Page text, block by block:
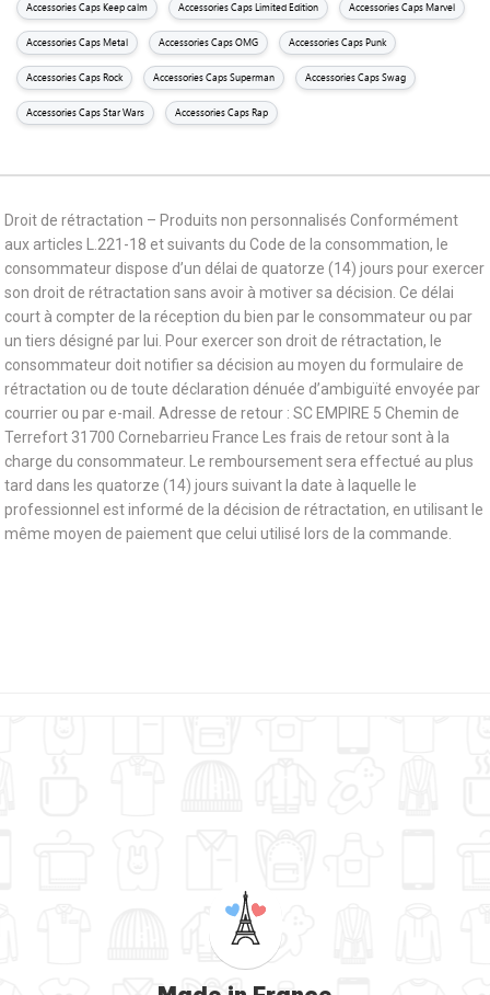
Accessories Caps Keep calm Accessories Caps Limited Edition Accessories Caps Marvel
Accessories Caps Metal Accessories Caps OMG Accessories Caps Punk
Accessories Caps Rock Accessories Caps Superman Accessories Caps Swag
Accessories Caps Star Wars Accessories Caps Rap
Droit de rétractation – Produits non personnalisés Conformément
aux articles L.221-18 et suivants du Code de la consommation, le
consommateur dispose d’un délai de quatorze (14) jours pour exercer
son droit de rétractation sans avoir à motiver sa décision. Ce délai
court à compter de la réception du bien par le consommateur ou par
un tiers désigné par lui. Pour exercer son droit de rétractation, le
consommateur doit notifier sa décision au moyen du formulaire de
rétractation ou de toute déclaration dénuée d’ambiguïté envoyée par
courrier ou par e-mail. Adresse de retour : SC EMPIRE 5 Chemin de
Terrefort 31700 Cornebarrieu France Les frais de retour sont à la
charge du consommateur. Le remboursement sera effectué au plus
tard dans les quatorze (14) jours suivant la date à laquelle le
professionnel est informé de la décision de rétractation, en utilisant le
même moyen de paiement que celui utilisé lors de la commande.